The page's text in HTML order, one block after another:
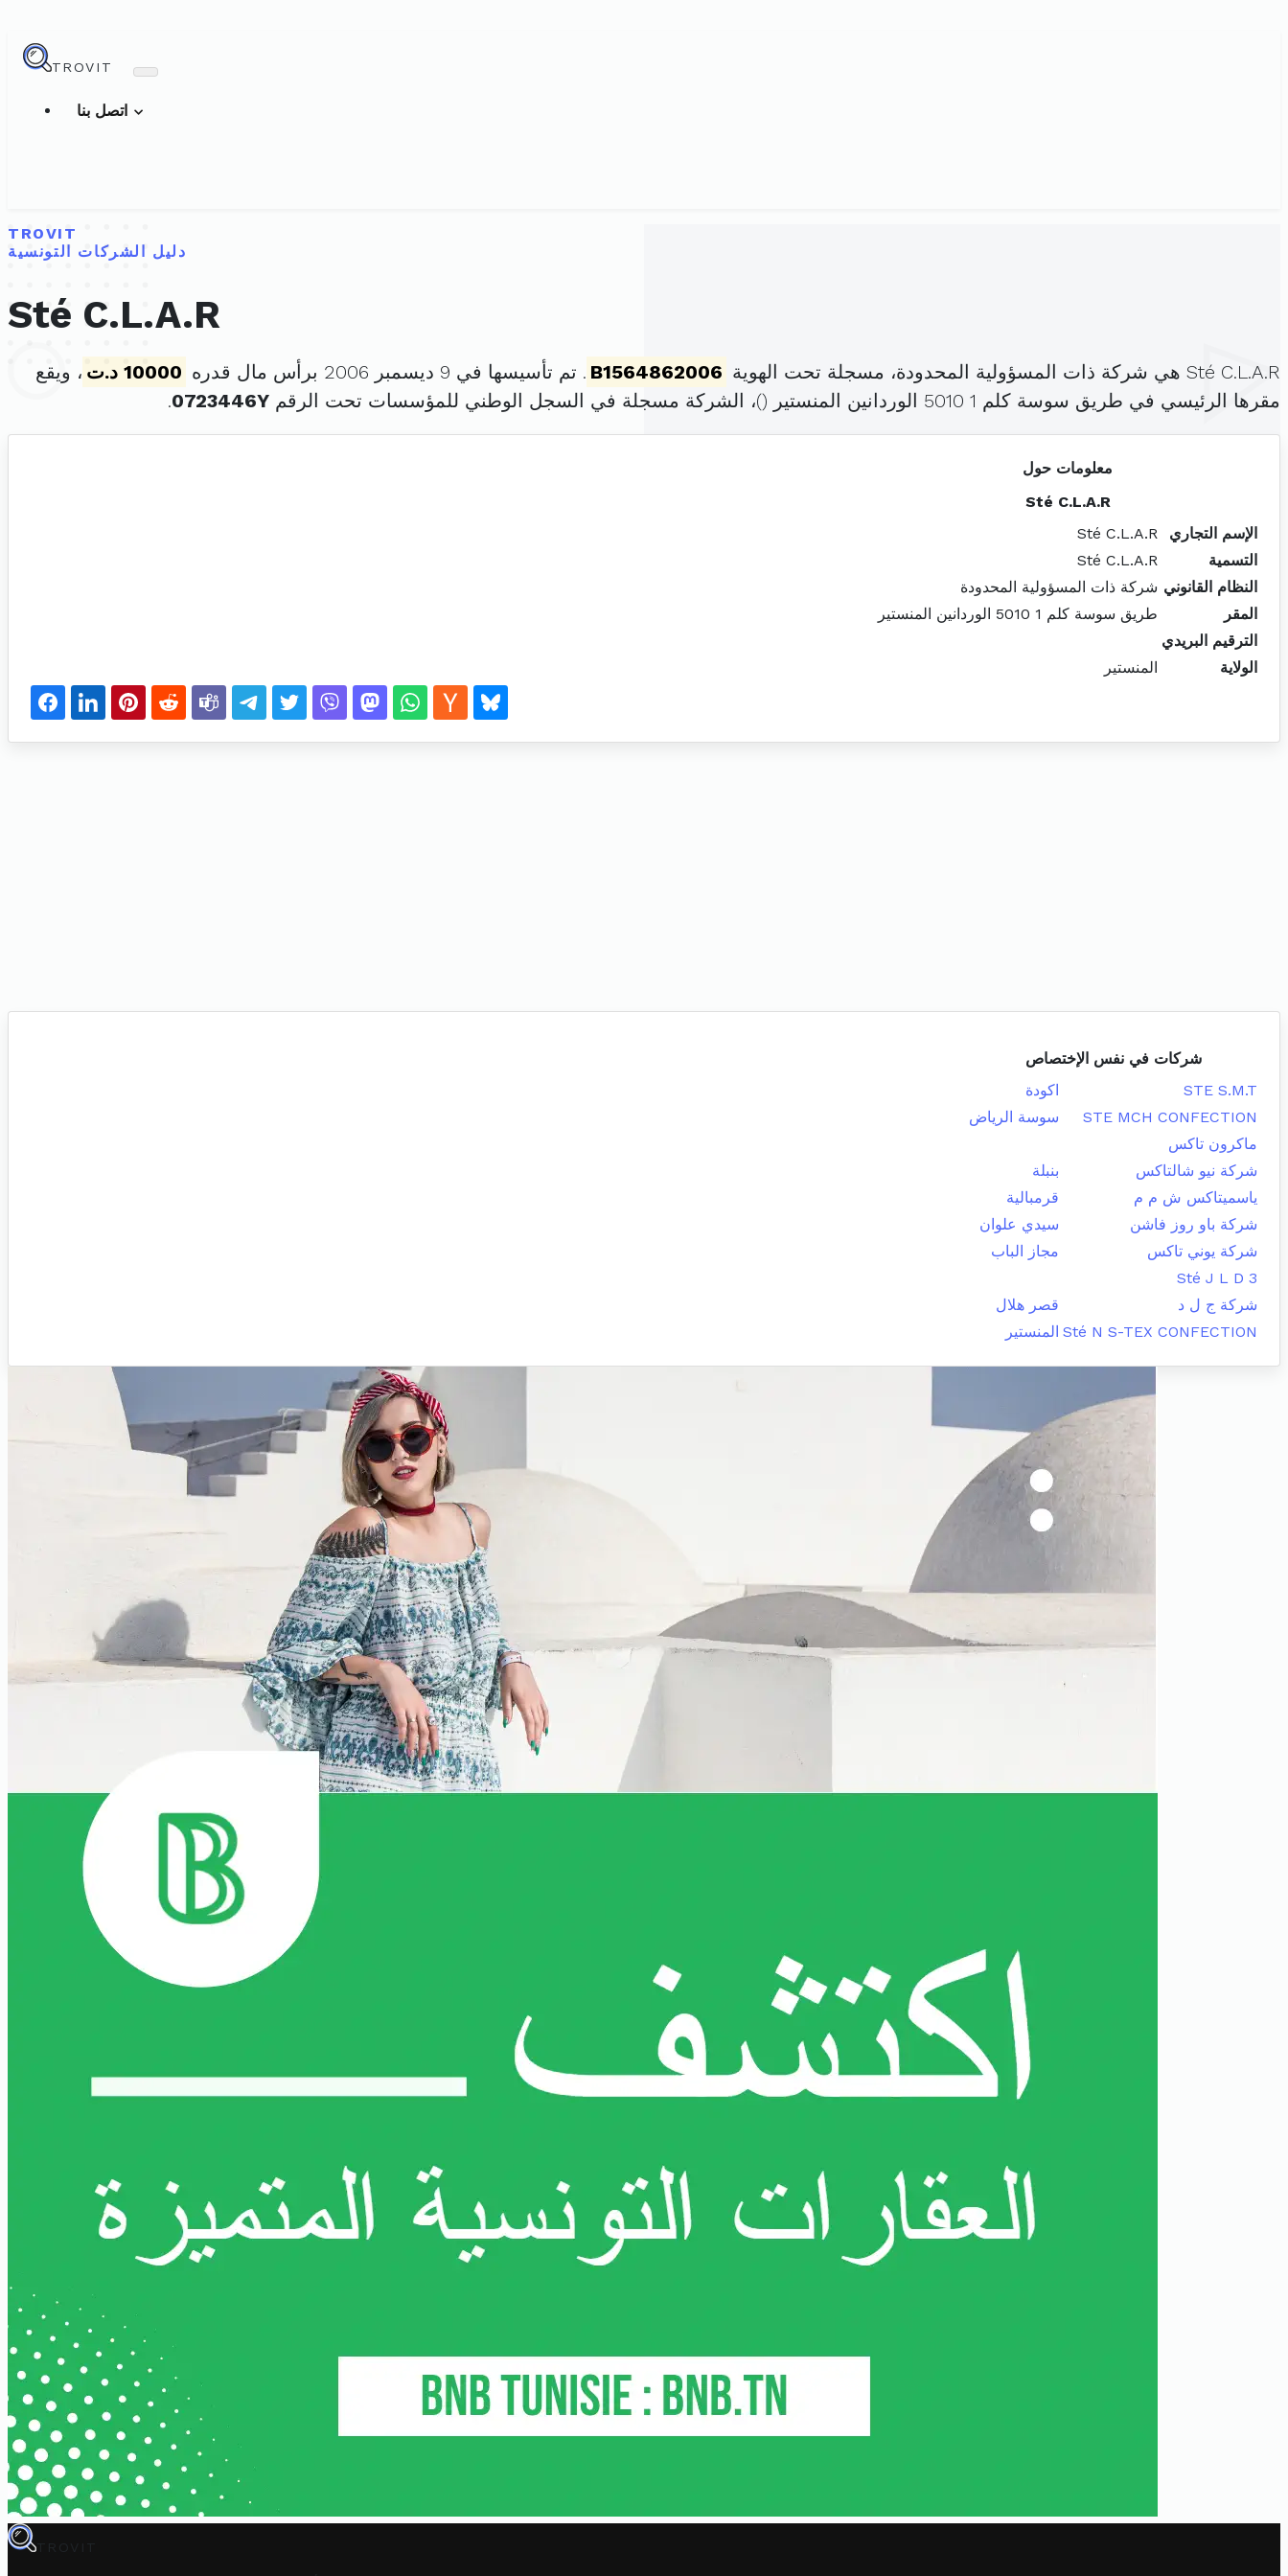
TROVIT
TROVIT
دليل الشركات التونسية
Sté C.L.A.R
Sté C.L.A.R هي شركة ذات المسؤولية المحدودة، مسجلة تحت الهوية B1564862006 . تم تأسيسها في 9 ديسمبر 2006 برأس مال قدره 10000 د.ت
، ويقع
مقرها الرئيسي في طريق سوسة كلم 1 5010 الوردانين المنستير (
)، الشركة مسجلة في السجل الوطني للمؤسسات تحت الرقم 0723446Y
.
معلومات حول
Sté C.L.A.R
الإسم التجاري
Sté C.L.A.R
التسمية
Sté C.L.A.R
النظام القانوني شركة ذات المسؤولية المحدودة
المقر
طريق سوسة كلم 1 5010 الوردانين المنستير
الترقيم البريدي
الولاية
المنستير
شركات في نفس الإختصاص
STE S.M.T
اكودة
STE MCH CONFECTION
سوسة الرياض
ماكرون تاكس
شركة نيو شالتاكس
بنبلة
ياسميتاكس ش م م
قرمبالية
شركة باو روز فاشن
سيدي علوان
شركة يوني تاكس
مجاز الباب
Sté J L D 3
شركة ج ل د
قصر هلال
Sté N S-TEX CONFECTION المنستير
TROVIT